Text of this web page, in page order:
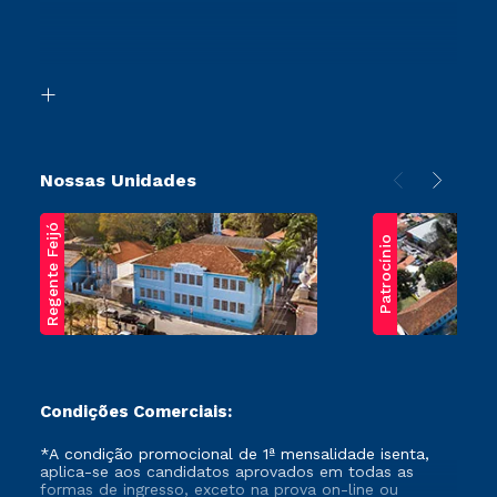
Transferência
Nossas Unidades
Regente Feijó Patrocínio
Condições Comerciais:
*A condição promocional de 1ª mensalidade isenta,
aplica-se aos candidatos aprovados em todas as
formas de ingresso, exceto na prova on-line ou